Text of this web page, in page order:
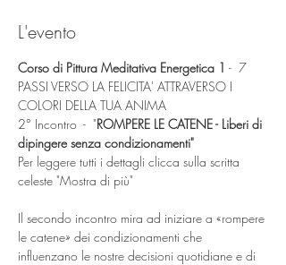
L'evento
Corso di Pittura Meditativa Energetica 1 -  7
PASSI VERSO LA FELICITA' ATTRAVERSO I
COLORI DELLA TUA ANIMA
2° Incontro  -  "ROMPERE LE CATENE - Liberi di
dipingere senza condizionamenti"
Per leggere tutti i dettagli clicca sulla scritta
celeste "Mostra di più"
Il secondo incontro mira ad iniziare a «rompere
le catene» dei condizionamenti che
influenzano le nostre decisioni quotidiane e di